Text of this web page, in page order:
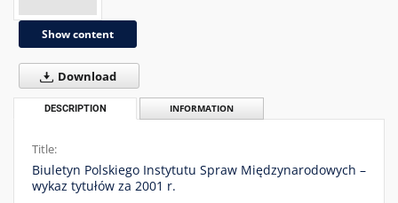
Show content
Download
DESCRIPTION INFORMATION
Title:
Biuletyn Polskiego Instytutu Spraw Międzynarodowych –
wykaz tytułów za 2001 r.